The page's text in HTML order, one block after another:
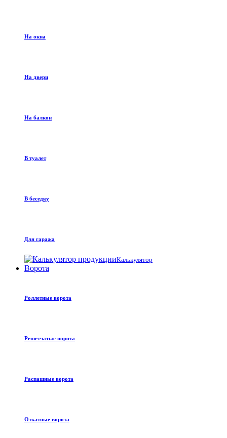
На окна
На двери
На балкон
В туалет
В беседку
Для гаража
Калькулятор
Ворота
Роллетные ворота
Решетчатые ворота
Распашные ворота
Откатные ворота